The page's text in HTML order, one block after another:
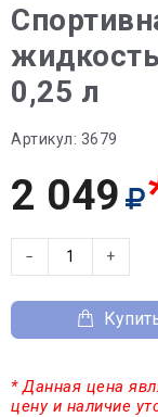
0,25 л
Артикул: 3679
2 049
− +
* Данная цена
цену и наличие